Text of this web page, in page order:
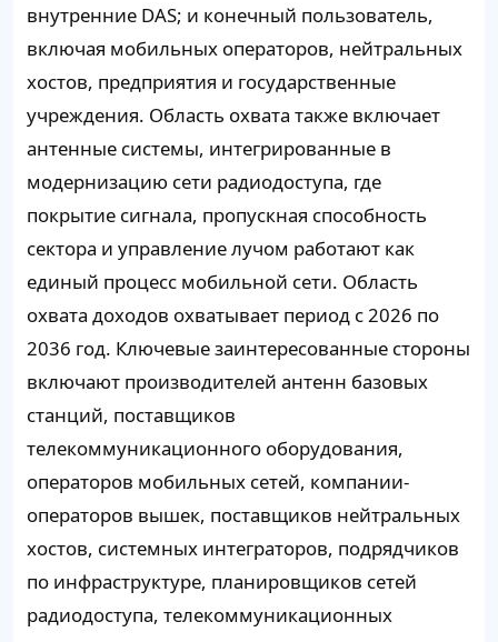
внутренние DAS; и конечный пользователь,
включая мобильных операторов, нейтральных
хостов, предприятия и государственные
учреждения. Область охвата также включает
антенные системы, интегрированные в
модернизацию сети радиодоступа, где
покрытие сигнала, пропускная способность
сектора и управление лучом работают как
единый процесс мобильной сети. Область
охвата доходов охватывает период с 2026 по
2036 год. Ключевые заинтересованные стороны
включают производителей антенн базовых
станций, поставщиков
телекоммуникационного оборудования,
операторов мобильных сетей, компании-
операторов вышек, поставщиков нейтральных
хостов, системных интеграторов, подрядчиков
по инфраструктуре, планировщиков сетей
радиодоступа, телекоммуникационных